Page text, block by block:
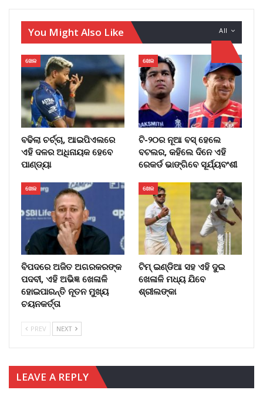
All
You Might Also Like
ଖେଳ
ବଢିଲା ଚର୍ଚ୍ଚା, ଆଇପିଏଲରେ
ଏହି ଦଳର ଅଧିନାୟକ ହେବେ
ପାଣ୍ଡ୍ୟା
ଖେଳ
ଟି-୨୦ର ନୂଆ ବସ୍ ହେଲେ
ବଟଲର, କହିଲେ ଦିନେ ଏହି
ରେକର୍ଡ ଭାଙ୍ଗିବେ ସୂର୍ଯ୍ୟବଂଶୀ
ଖେଳ
ବିପଦରେ ଅଜିତ ଅଗରକରଙ୍କ
ପଦବୀ, ଏହି ଅଭିଜ୍ଞ ଖେଳାଳି
ହୋଇପାରନ୍ତି ନୂତନ ମୁଖ୍ୟ
ଚୟନକର୍ତ୍ତା
ଖେଳ
ଟିମ୍ ଇଣ୍ଡିଆ ସହ ଏହି ଦୁଇ
ଖେଳାଳି ମଧ୍ୟ ଯିବେ
ଶ୍ରୀଲଙ୍କା
PREV NEXT
LEAVE A REPLY